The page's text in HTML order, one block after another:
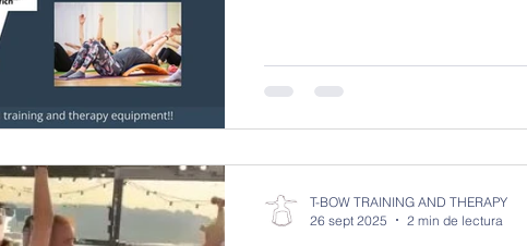
T-BOW TRAINING AND THERAPY
26 sept 2025
2 min de lectura